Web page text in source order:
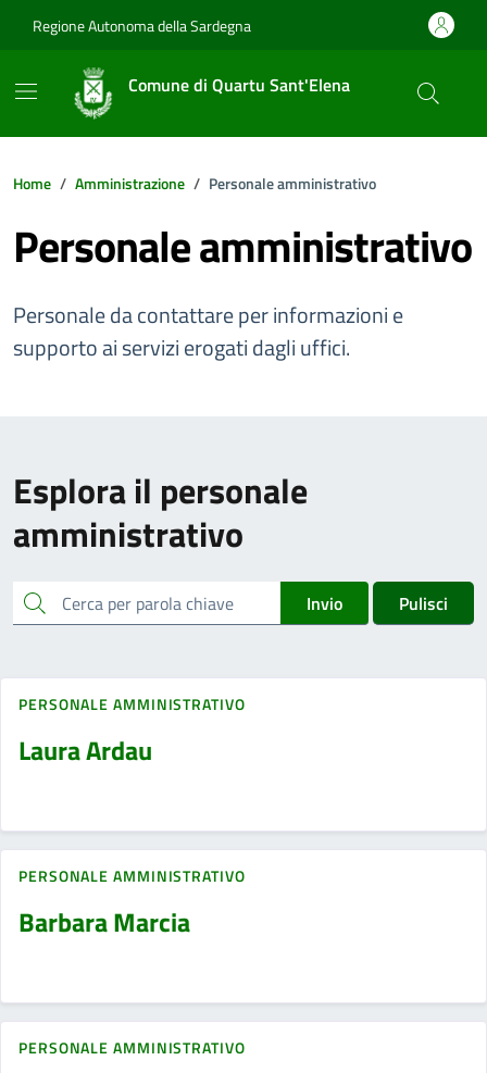
Regione Autonoma della Sardegna
Comune di Quartu Sant'Elena
Home Amministrazione Personale amministrativo
Personale amministrativo
Personale da contattare per informazioni e
supporto ai servizi erogati dagli uffici.
Esplora il personale
amministrativo
cerca Invio Pulisci
PERSONALE AMMINISTRATIVO
Laura Ardau
PERSONALE AMMINISTRATIVO
Barbara Marcia
PERSONALE AMMINISTRATIVO